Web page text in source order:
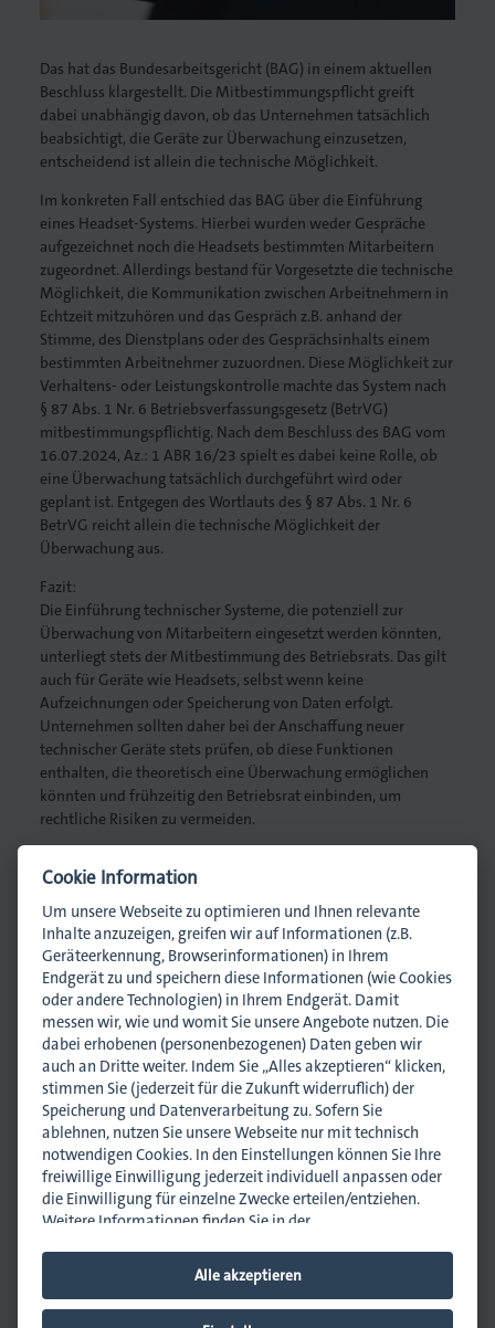
Gedruckt.
in
Das hat das Bundesarbeitsgericht (BAG) in einem aktuellen
Beschluss klargestellt. Die Mitbestimmungspflicht greift
dabei unabhängig davon, ob das Unternehmen tatsächlich
beabsichtigt, die Geräte zur Überwachung einzusetzen,
entscheidend ist allein die technische Möglichkeit.
Im konkreten Fall entschied das BAG über die Einführung
eines Headset-Systems. Hierbei wurden weder Gespräche
aufgezeichnet noch die Headsets bestimmten Mitarbeitern
zugeordnet. Allerdings bestand für Vorgesetzte die technische
Möglichkeit, die Kommunikation zwischen Arbeitnehmern in
Echtzeit mitzuhören und das Gespräch z.B. anhand der
Stimme, des Dienstplans oder des Gesprächsinhalts einem
bestimmten Arbeitnehmer zuzuordnen. Diese Möglichkeit zur
Verhaltens- oder Leistungskontrolle machte das System nach
§ 87 Abs. 1 Nr. 6 Betriebsverfassungsgesetz (BetrVG)
mitbestimmungspflichtig. Nach dem Beschluss des BAG vom
16.07.2024, Az.: 1 ABR 16/23 spielt es dabei keine Rolle, ob
eine Überwachung tatsächlich durchgeführt wird oder
geplant ist. Entgegen des Wortlauts des § 87 Abs. 1 Nr. 6
BetrVG reicht allein die technische Möglichkeit der
Überwachung aus.
Fazit:
Die Einführung technischer Systeme, die potenziell zur
Überwachung von Mitarbeitern eingesetzt werden könnten,
unterliegt stets der Mitbestimmung des Betriebsrats. Das gilt
auch für Geräte wie Headsets, selbst wenn keine
Aufzeichnungen oder Speicherung von Daten erfolgt.
Unternehmen sollten daher bei der Anschaffung neuer
technischer Geräte stets prüfen, ob diese Funktionen
enthalten, die theoretisch eine Überwachung ermöglichen
könnten und frühzeitig den Betriebsrat einbinden, um
rechtliche Risiken zu vermeiden.
Madlena Gänsbauer
Rechtsanwältin (Syndikusrechtsanwältin)
Fachanwältin für Arbeitsrecht
m.gaensbauer@dmpi-bw.de
0711 45044-26
0151 10351915
Cookie Information
Um unsere Webseite zu optimieren und Ihnen relevante
Inhalte anzuzeigen, greifen wir auf Informationen (z.B.
Geräteerkennung, Browserinformationen) in Ihrem
Endgerät zu und speichern diese Informationen (wie Cookies
oder andere Technologien) in Ihrem Endgerät. Damit
messen wir, wie und womit Sie unsere Angebote nutzen. Die
dabei erhobenen (personenbezogenen) Daten geben wir
auch an Dritte weiter. Indem Sie „Alles akzeptieren“ klicken,
stimmen Sie (jederzeit für die Zukunft widerruflich) der
Speicherung und Datenverarbeitung zu. Sofern Sie
ablehnen, nutzen Sie unsere Webseite nur mit technisch
notwendigen Cookies. In den Einstellungen können Sie Ihre
freiwillige Einwilligung jederzeit individuell anpassen oder
die Einwilligung für einzelne Zwecke erteilen/entziehen.
Weitere Informationen finden Sie in der
Hinweis zur Verarbeitung Ihrer auf dieser Webseite
erhobenen Daten in den USA:Wir weisen Sie darauf hin,
Alle akzeptieren